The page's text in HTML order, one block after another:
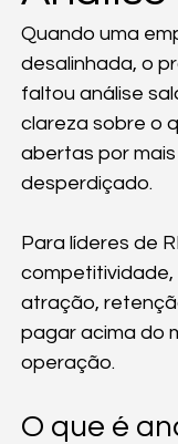
Quando uma
desalinhada, o
faltou análise
clareza sobre o
abertas por
desperdiçado.
Para líderes de
competitividade,
atração,
pagar acima do
operação.
O que é